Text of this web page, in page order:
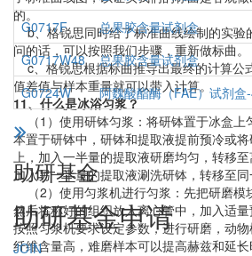
的。
b、格锐思同时给了标准曲线绘制的实验
问的话，可以按照我们步骤，重新做标曲。
c、格锐思根据标曲推导出最终的计算公
值差值与样本重量就可以带入计算。
11、什么是冰浴匀浆？
（1）使用研钵匀浆：将研钵置于冰盒上
本置于研钵中，研钵和提取液提前预冷或
上，加入一半量的提取液研磨均匀，转移
加入另一半量的提取液涮洗研钵，转移至同
（2）使用匀浆机进行匀浆：先把研磨模
然后将称好的组织放入离心管中，加入适量
按照匀浆机要求设定参数，进行研磨，动
纤维含量高，难磨样本可以提高赫兹和延
G0717F
总果胶含量试剂盒
G0717W48
总果胶含量试剂盒
G0724W
阿魏酸酯酶（FAE）试剂
助研基金
助研基金申请
JOIN